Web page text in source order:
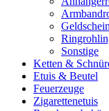
Sonstige
Ketten &
Etuis & Beutel
Feuerzeuge
Zigarettenetuis